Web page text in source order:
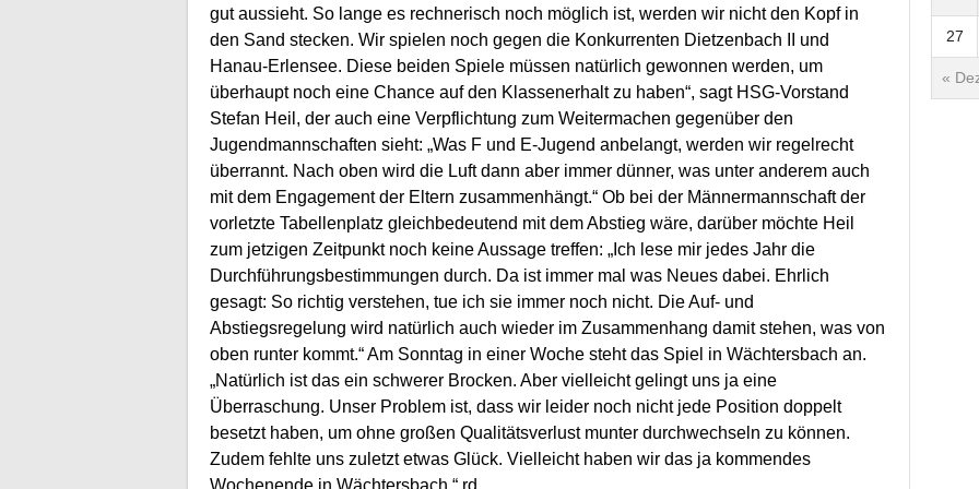
gut aussieht. So lange es rechnerisch noch möglich ist, werden wir nicht den Kopf in
den Sand stecken. Wir spielen noch gegen die Konkurrenten Dietzenbach II und
Hanau-Erlensee. Diese beiden Spiele müssen natürlich gewonnen werden, um
überhaupt noch eine Chance auf den Klassenerhalt zu haben“, sagt HSG-Vorstand
Stefan Heil, der auch eine Verpflichtung zum Weitermachen gegenüber den
Jugendmannschaften sieht: „Was F und E-Jugend anbelangt, werden wir regelrecht
überrannt. Nach oben wird die Luft dann aber immer dünner, was unter anderem auch
mit dem Engagement der Eltern zusammenhängt.“ Ob bei der Männermannschaft der
vorletzte Tabellenplatz gleichbedeutend mit dem Abstieg wäre, darüber möchte Heil
zum jetzigen Zeitpunkt noch keine Aussage treffen: „Ich lese mir jedes Jahr die
Durchführungsbestimmungen durch. Da ist immer mal was Neues dabei. Ehrlich
gesagt: So richtig verstehen, tue ich sie immer noch nicht. Die Auf- und
Abstiegsregelung wird natürlich auch wieder im Zusammenhang damit stehen, was von
oben runter kommt.“ Am Sonntag in einer Woche steht das Spiel in Wächtersbach an.
„Natürlich ist das ein schwerer Brocken. Aber vielleicht gelingt uns ja eine
Überraschung. Unser Problem ist, dass wir leider noch nicht jede Position doppelt
besetzt haben, um ohne großen Qualitätsverlust munter durchwechseln zu können.
Zudem fehlte uns zuletzt etwas Glück. Vielleicht haben wir das ja kommendes
Wochenende in Wächtersbach.“ rd
«
27